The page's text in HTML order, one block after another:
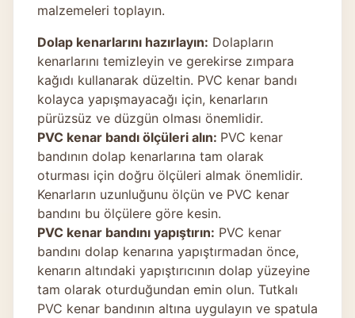
malzemeleri toplayın.
Dolap kenarlarını hazırlayın: Dolapların
kenarlarını temizleyin ve gerekirse zımpara
kağıdı kullanarak düzeltin. PVC kenar bandı
kolayca yapışmayacağı için, kenarların
pürüzsüz ve düzgün olması önemlidir.
PVC kenar bandı ölçüleri alın: PVC kenar
bandının dolap kenarlarına tam olarak
oturması için doğru ölçüleri almak önemlidir.
Kenarların uzunluğunu ölçün ve PVC kenar
bandını bu ölçülere göre kesin.
PVC kenar bandını yapıştırın: PVC kenar
bandını dolap kenarına yapıştırmadan önce,
kenarın altındaki yapıştırıcının dolap yüzeyine
tam olarak oturduğundan emin olun. Tutkalı
PVC kenar bandının altına uygulayın ve spatula